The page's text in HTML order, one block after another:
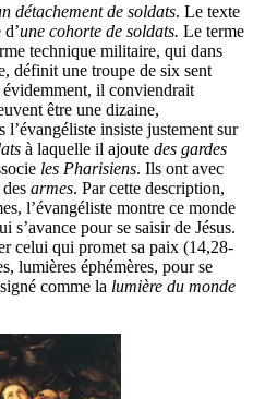
détachement de soldats. Le texte
une cohorte de soldats. Le terme
technique militaire, qui dans
définit une troupe de six sent
évidemment, il conviendrait
être une dizaine,
insiste justement sur
à laquelle il ajoute des gardes
les Pharisiens. Ils ont avec
armes. Par cette description,
l’évangéliste montre ce monde
s’avance pour se saisir de Jésus.
celui qui promet sa paix (14,28-
lumières éphémères, pour se
comme la lumière du monde